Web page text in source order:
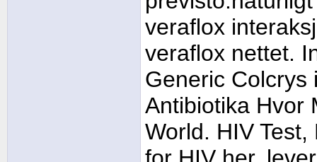
veraflox
veraflox nettet.
Generic Colcrys
Antibiotika Hvor
World. HIV